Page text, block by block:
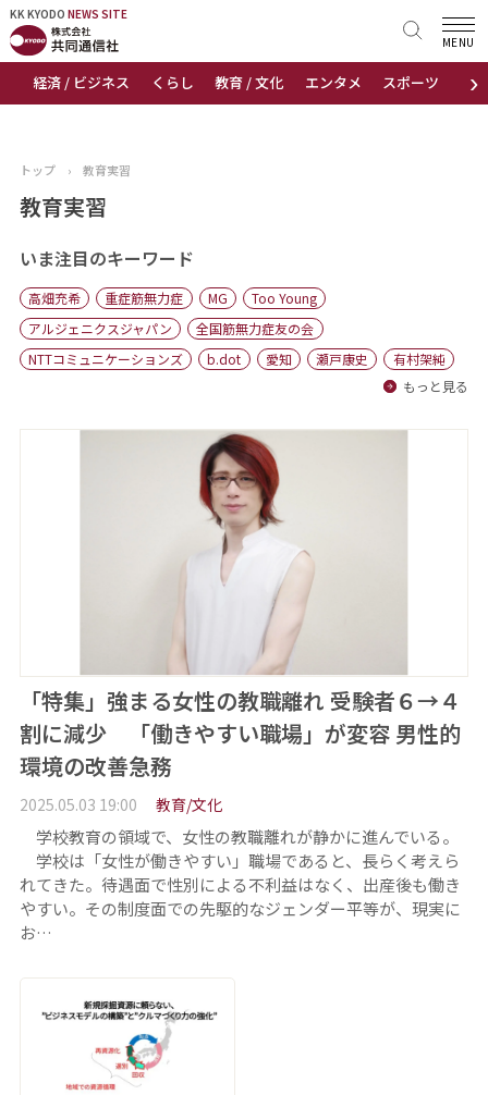
KK KYODO NEWS SITE
›
経済 / ビジネス くらし 教育 / 文化 エンタメ スポーツ 地域
MENU
KK KYODONEWS SITE
トップページ
ニュース
おすすめコンテンツ
出版物
会社概要
トップ › 教育実習
教育実習
いま注目のキーワード
高畑充希 重症筋無力症 MG
Too Young
アルジェニクスジャパン
全国筋無力症友の会
NTTコミュニケーションズ
b.dot 愛知 瀬戸康史
有村架純
もっと見る
「特集」強まる女性の教職離れ 受験者６→４
割に減少 「働きやすい職場」が変容 男性的
環境の改善急務
2025.05.03 19:00 教育/文化
学校教育の領域で、女性の教職離れが静かに進んでいる。
学校は「女性が働きやすい」職場であると、長らく考えら
れてきた。待遇面で性別による不利益はなく、出産後も働き
やすい。その制度面での先駆的なジェンダー平等が、現実に
お…